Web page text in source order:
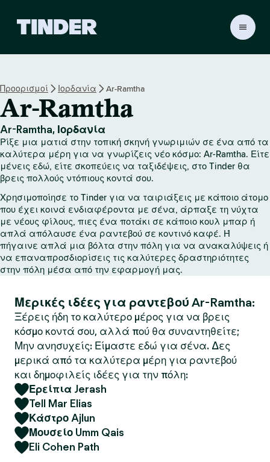
ή
σ
ε
λ
ί
δ
α
T
n
d
e
r
Προορισμοί Ιορδανία Ar-Ramtha
Ar-Ramtha
Ar-Ramtha, Ιορδανία
Ρίξε μια ματιά στην τοπική σκηνή γνωριμιών σε ένα από τα
καλύτερα μέρη για να γνωρίζεις νέο κόσμο: Ar-Ramtha. Είτε
μένεις εδώ, είτε σκοπεύεις να ταξιδέψεις, στο Tinder θα
βρεις πολλούς ντόπιους κοντά σου.
Χρησιμοποίησε το Tinder για να ταιριάξεις με κάποιο άτομο
που έχει κοινά ενδιαφέροντα με σένα, άρπαξε τη νύχτα
με νέους φίλους, πιες ένα ποτάκι σε κάποιο κουλ μπαρ ή
απλά απόλαυσε ένα ραντεβού σε κοντινό καφέ. Ή
πήγαινε απλά μια βόλτα στην πόλη για να ανακαλύψεις ή
να επαναπροσδιορίσεις τις καλύτερες δραστηριότητες
στην πόλη μέσα από την εφαρμογή μας.
Μερικές ιδέες για ραντεβού Ar-Ramtha:
Ξέρεις ήδη το καλύτερο μέρος για να βρεις
κόσμο κοντά σου, αλλά πού θα συναντηθείτε;
Μην ανησυχείς: Είμαστε εδώ για σένα. Δες
μερικά από τα καλύτερα μέρη για ραντεβού
και δημοφιλείς ιδέες για την πόλη:
Ερείπια Jerash
Tell Mar Elias
Κάστρο Ajlun
Μουσείο Umm Qais
Eli Cohen Path